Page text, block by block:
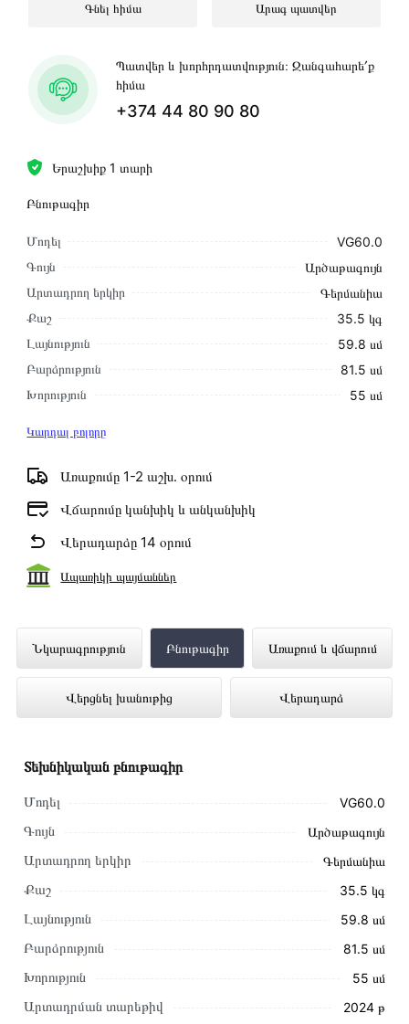
Երաշխիք 1 տարի
Բնութագիր
Մոդել
VG60.0
Գույն
Արծաթագույն
Արտադրող երկիր
Գերմանիա
Քաշ
35.5 կգ
Լայնություն
59.8 սմ
Բարձրություն
81.5 սմ
Խորություն
55 սմ
Կարդալ բոլորը
Առաքումը 1-2 աշխ․ օրում
Վճարումը կանխիկ և անկանխիկ
Վերադարձը 14 օրում
Ապառիկի պայմաններ
Գնել հիմա Արագ պատվեր
Պատվեր և խորհրդատվություն։ Զանգահարե՛ք
հիմա
+374 44 80 90 80
Նկարագրություն Բնութագիր Առաքում և վճարում
Վերցնել խանութից Վերադարձ
Ներկառուցվող Սպասք Լվացող Մեքենա
GRAUDE VG60.0 ներկայացված է
Technomix առցանց խանութում լավագույն
Տեխնիկական բնութագիր
Մոդել VG60.0
Գույն Արծաթագույն
Արտադրող երկիր Գերմանիա
Քաշ 35.5 կգ
Լայնություն 59.8 սմ
Բարձրություն 81.5 սմ
Խորություն 55 սմ
Արտադրման տարեթիվ 2024 թ